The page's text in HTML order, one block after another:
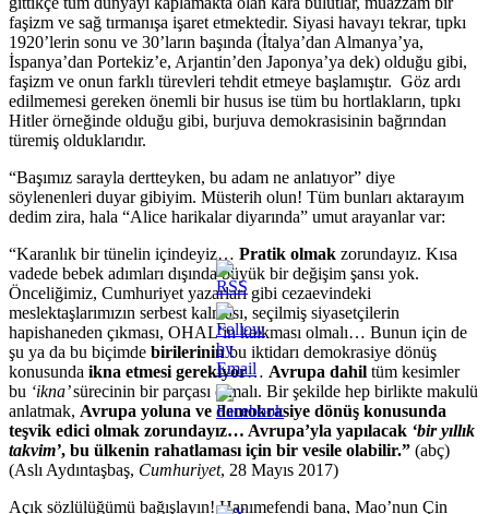
faşizm ve sağ tırmanışa işaret etmektedir. Siyasi havayı tekrar, tıpkı
1920’lerin sonu ve 30’ların başında (İtalya’dan Almanya’ya,
İspanya’dan Portekiz’e, Arjantin’den Japonya’ya dek) olduğu gibi,
faşizm ve onun farklı türevleri tehdit etmeye başlamıştır. Göz ardı
edilmemesi gereken önemli bir husus ise tüm bu hortlakların, tıpkı
Hitler örneğinde olduğu gibi, burjuva demokrasisinin bağrından
türemiş olduklarıdır.
“Başımız sarayla dertteyken, bu adam ne anlatıyor” diye
söylenenleri duyar gibiyim. Müsterih olun! Tüm bunları aktarayım
dedim zira, hala “Alice harikalar diyarında” umut arayanlar var:
“Karanlık bir tünelin içindeyiz… Pratik olmak zorundayız. Kısa
vadede bebek adımları dışında büyük bir değişim şansı yok.
Önceliğimiz, Cumhuriyet yazarları gibi cezaevindeki
meslektaşlarımızın serbest kalması, seçilmiş siyasetçilerin
hapishaneden çıkması, OHAL’in kalkması olmalı… Bunun için de
şu ya da bu biçimde birilerininbu iktidarı demokrasiye dönüş
konusunda ikna etmesi gerekiyor… Avrupa dahil tüm kesimler
bu ‘ikna’sürecinin bir parçası olmalı. Bir şekilde hep birlikte makulü
anlatmak, Avrupa yoluna ve demokrasiye dönüş konusunda
teşvik edici olmak zorundayız… Avrupa’yla yapılacak ‘bir yıllık
takvim’, bu ülkenin rahatlaması için bir vesile olabilir.” (abç)
(Aslı Aydıntaşbaş, Cumhuriyet, 28 Mayıs 2017)
Açık sözlülüğümü bağışlayın! Hanımefendi bana, Mao’nun Çin